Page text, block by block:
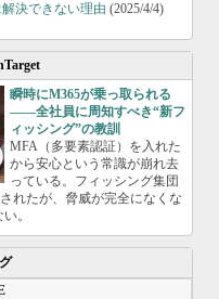
決できない理由 (2025/4/4)
瞬時にM365が乗っ取られる
――全社員に周知すべき“新フ
ィッシング”の教訓
MFA（多要素認証）を入れた
から安心という常識が崩れ去
っている。フィッシング集団
されたが、脅威が完全になくな
。